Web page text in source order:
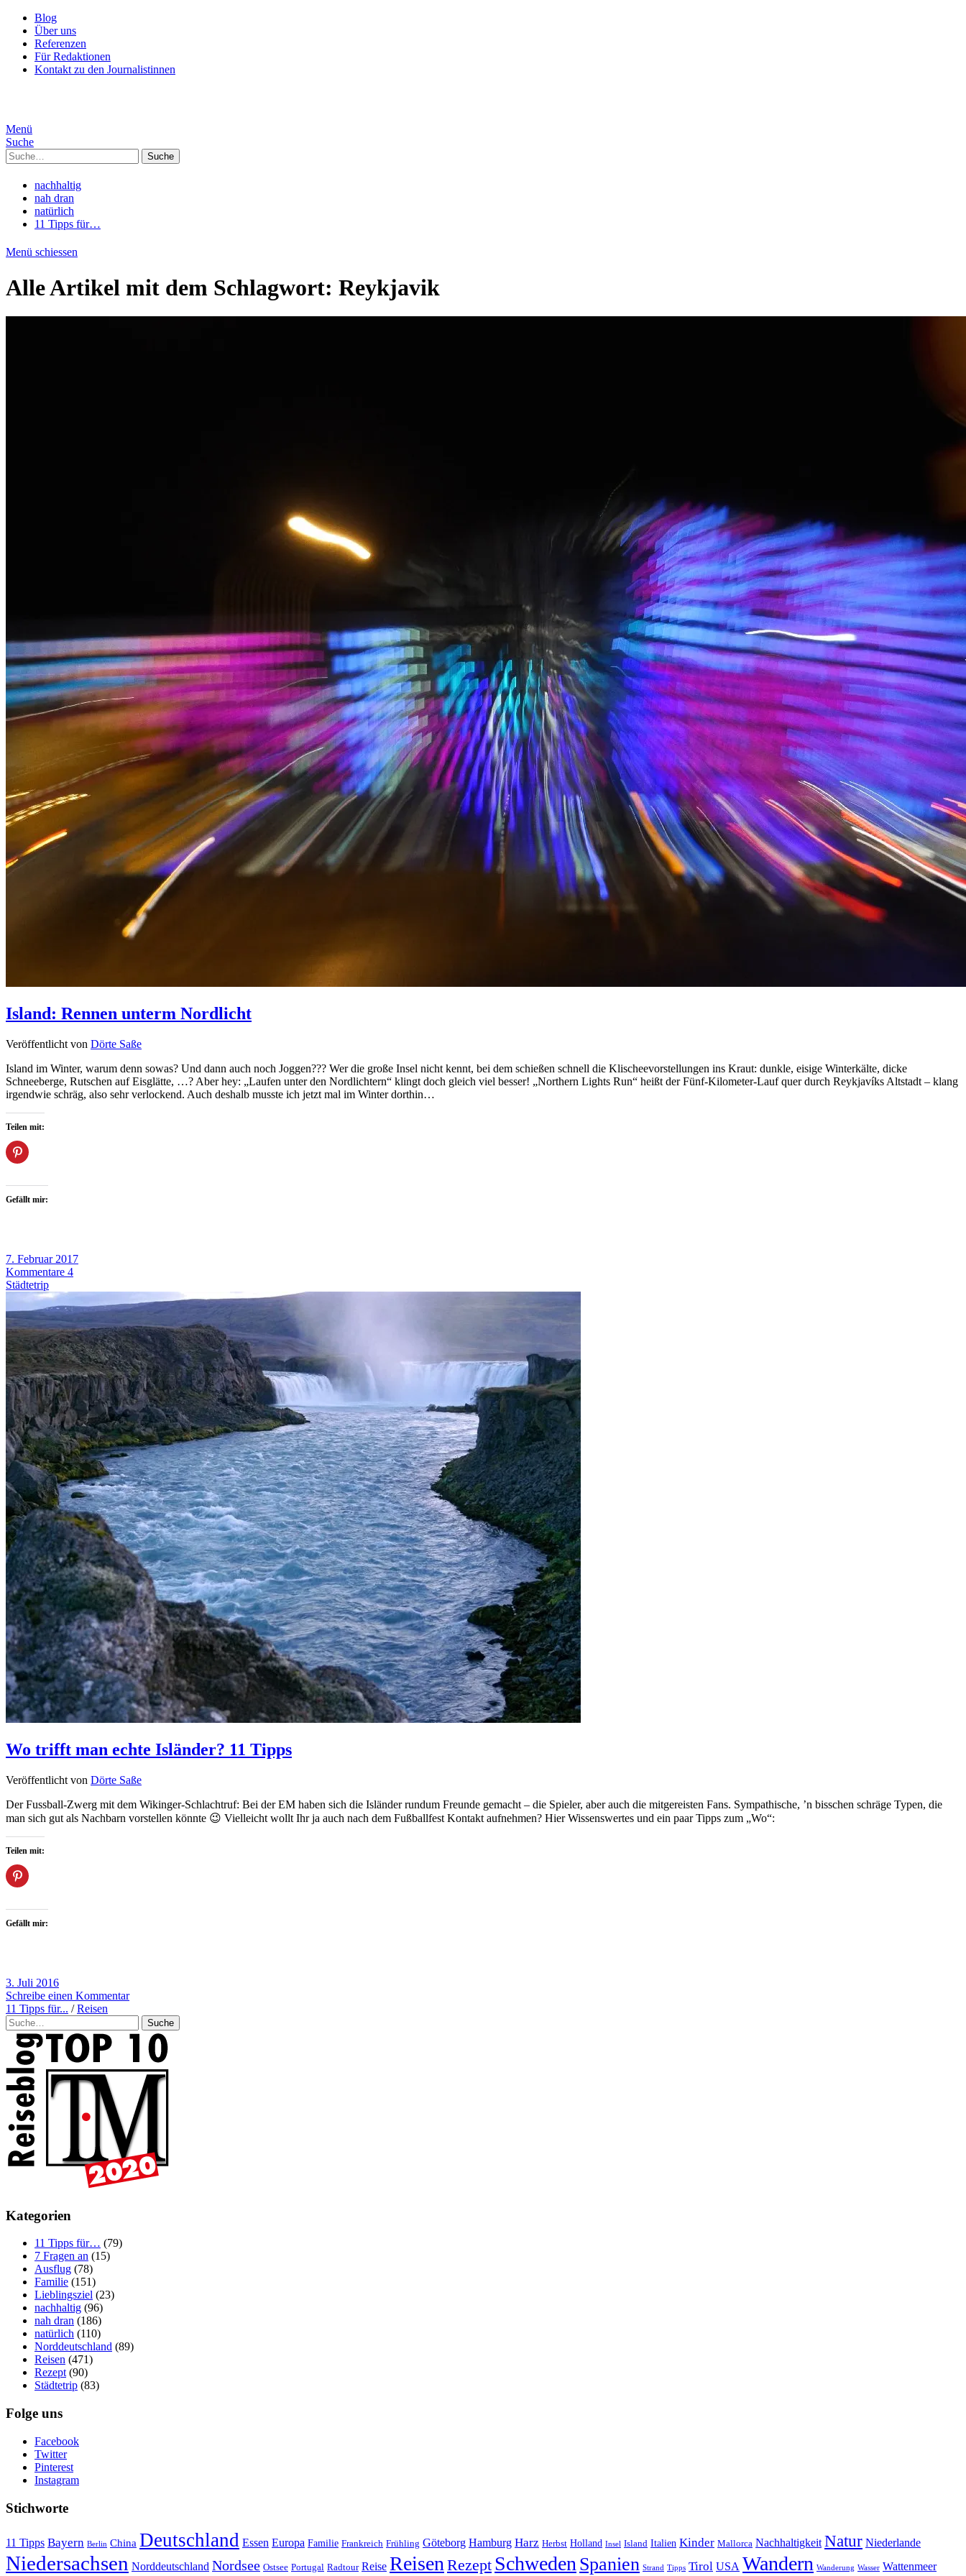
Blog
Über uns
Referenzen
Für Redaktionen
Kontakt zu den Journalistinnen
Menü
Suche
Suche
nachhaltig
nah dran
natürlich
11 Tipps für…
Menü schiessen
Alle Artikel mit dem Schlagwort: Reykjavik
Island: Rennen unterm Nordlicht
Veröffentlicht von Dörte Saße
Island im Winter, warum denn sowas? Und dann auch noch Joggen??? Wer die große Insel nicht kennt, bei dem schießen schnell die Klischeevorstellungen ins Kraut: dunkle, eisige Winterkälte, dicke
Schneeberge, Rutschen auf Eisglätte, …? Aber hey: „Laufen unter den Nordlichtern“ klingt doch gleich viel besser! „Northern Lights Run“ heißt der Fünf-Kilometer-Lauf quer durch Reykjavíks Altstadt – klang
irgendwie schräg, also sehr verlockend. Auch deshalb musste ich jetzt mal im Winter dorthin…
Teilen mit:
Gefällt mir:
7. Februar 2017
Kommentare 4
Städtetrip
Wo trifft man echte Isländer? 11 Tipps
Veröffentlicht von Dörte Saße
Der Fussball-Zwerg mit dem Wikinger-Schlachtruf: Bei der EM haben sich die Isländer rundum Freunde gemacht – die Spieler, aber auch die mitgereisten Fans. Sympathische, ’n bisschen schräge Typen, die
man sich gut als Nachbarn vorstellen könnte 😉 Vielleicht wollt Ihr ja auch nach dem Fußballfest Kontakt aufnehmen? Hier Wissenswertes und ein paar Tipps zum „Wo“:
Teilen mit:
Gefällt mir:
3. Juli 2016
Schreibe einen Kommentar
11 Tipps für... /Reisen
Suche
Kategorien
11 Tipps für… (79)
7 Fragen an (15)
Ausflug (78)
Familie (151)
Lieblingsziel (23)
nachhaltig (96)
nah dran (186)
natürlich (110)
Norddeutschland (89)
Reisen (471)
Rezept (90)
Städtetrip (83)
Folge uns
Facebook
Twitter
Pinterest
Instagram
Stichworte
11 Tipps Bayern Berlin China Deutschland Essen Europa Familie Frankreich Frühling Göteborg Hamburg Harz Herbst Holland Insel Island Italien Kinder Mallorca Nachhaltigkeit Natur Niederlande
Niedersachsen Norddeutschland Nordsee Ostsee Portugal Radtour Reise ReisenRezept SchwedenSpanien Strand Tipps Tirol USA Wandern Wanderung Wasser Wattenmeer